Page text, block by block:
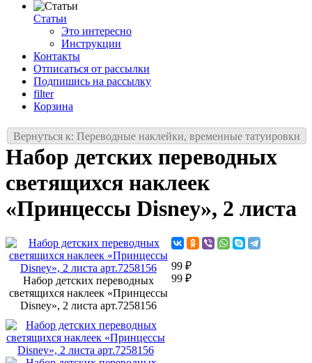
Статьи
Это интересно
Инструкции
Контакты
Отписаться от рассылки
Подпишись на рассылку
filter
Корзина
Вернуться к: Переводные наклейки, временные татуировки
Набор детских переводных
светящихся наклеек
«Принцессы Disney», 2 листа
Набор детских переводных
светящихся наклеек «Принцессы
Disney», 2 листа арт.7258156
99 ₽
99 ₽